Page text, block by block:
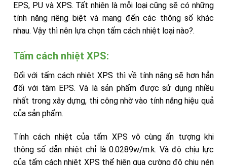
EPS, PU và XPS. Tất nhiên là mỗi loại cũng sẽ có những
tính năng riêng biệt và mang đến các thông số khác
nhau. Vậy thì nên lựa chọn tấm cách nhiệt loại nào?.
Tấm cách nhiệt XPS:
Đối với tấm cách nhiệt XPS thì về tính năng sẽ hơn hẳn
đối với tâm EPS. Và là sản phẩm được sử dụng nhiều
nhất trong xây dựng, thi công nhờ vào tính năng hiệu quả
của sản phẩm.
Tính cách nhiệt của tấm XPS vô cùng ấn tượng khi
thông số dẫn nhiệt chỉ là 0.0289w/m.k. Và độ chịu lực
của tấm cách nhiệt XPS thể hiện qua cường độ chịu nén